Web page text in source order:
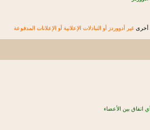
أخرى غير أدووردز أو التبادلات الإعلانية أو الإعلانات المدفوعة
اتفاق بين الأعضاء